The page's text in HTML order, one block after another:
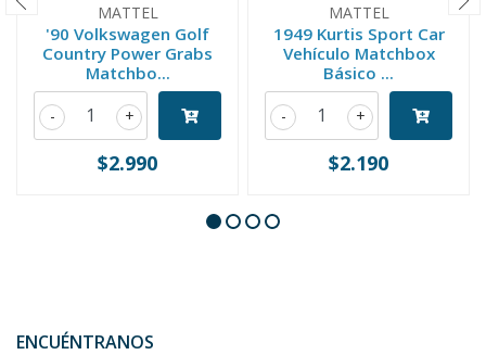
MATTEL
'90 Volkswagen Golf
Country Power Grabs
Matchbo...
+
-
$2.990
MATTEL
1949 Kurtis Sport Car
Vehículo Matchbox
Básico ...
+
-
$2.190
ENCUÉNTRANOS